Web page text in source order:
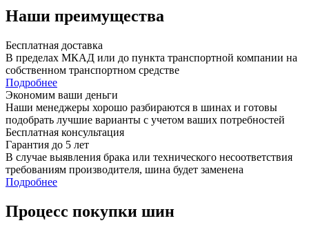
Наши преимущества
Бесплатная доставка
В пределах МКАД или до пункта транспортной компании на
собственном транспортном средстве
Подробнее
Экономим ваши деньги
Наши менеджеры хорошо разбираются в шинах и готовы
подобрать лучшие варианты с учетом ваших потребностей
Бесплатная консультация
Гарантия до 5 лет
В случае выявления брака или технического несоответствия
требованиям производителя, шина будет заменена
Подробнее
Процесс покупки шин